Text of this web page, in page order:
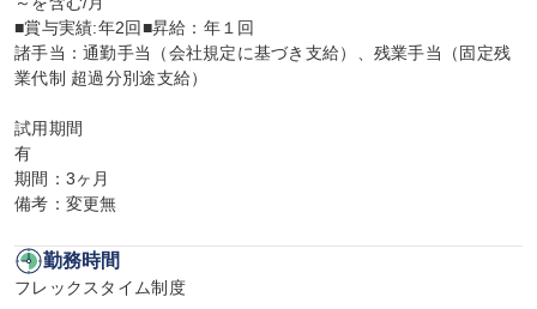
■賞与実績:年2回■昇給：年１回
諸手当：通勤手当（会社規定に基づき支給）、残業手当（固定残
業代制 超過分別途支給）
試用期間
有
期間：3ヶ月
備考：変更無
勤務時間
フレックスタイム制度